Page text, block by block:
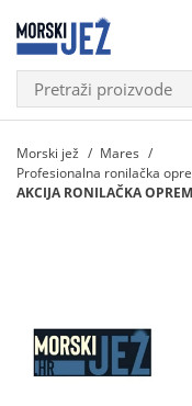
Morski jež
Mares
Profesionalna ronilačka
AKCIJA RONILAČKA